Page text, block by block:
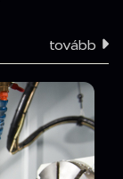
tovább